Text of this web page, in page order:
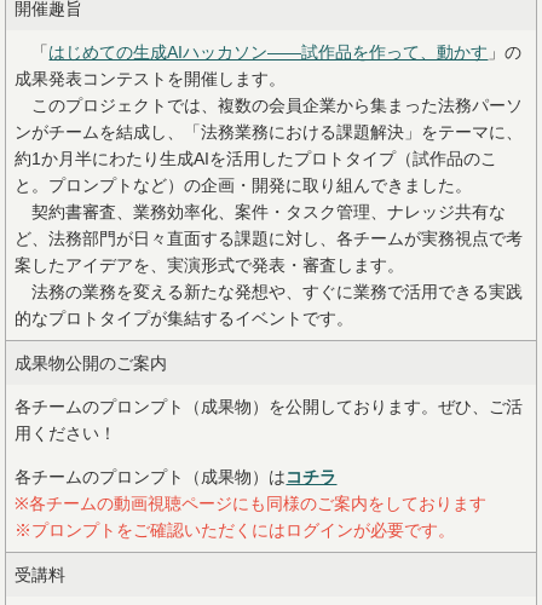
開催趣旨
「はじめての⽣成AIハッカソン――試作品を作って、動かす 」の
成果発表コンテストを開催します。
このプロジェクトでは、複数の会員企業から集まった法務パーソ
ンがチームを結成し、「法務業務における課題解決」をテーマに、
約1か月半にわたり生成AIを活用したプロトタイプ（試作品のこ
と。プロンプトなど）の企画・開発に取り組んできました。
契約書審査、業務効率化、案件・タスク管理、ナレッジ共有な
ど、法務部門が日々直面する課題に対し、各チームが実務視点で考
案したアイデアを、実演形式で発表・審査します。
法務の業務を変える新たな発想や、すぐに業務で活用できる実践
的なプロトタイプが集結するイベントです。
成果物公開のご案内
各チームのプロンプト（成果物）を公開しております。ぜひ、ご活
用ください！
各チームのプロンプト（成果物）はコチラ
※各チームの動画視聴ページにも同様のご案内をしております
※プロンプトをご確認いただくにはログインが必要です。
受講料